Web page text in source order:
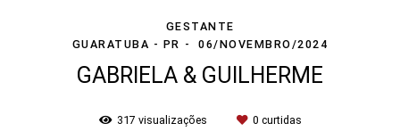
GESTANTE
GUARATUBA - PR
06/NOVEMBRO/2024
GABRIELA & GUILHERME
317 visualizações 0 curtidas